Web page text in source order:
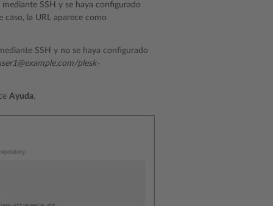
SSH y se haya configurado
caso, la URL aparece como
SSH y no se haya configurado
plesk-
Ayuda.